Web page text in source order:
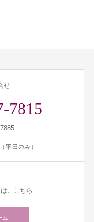
せ
7815
平日のみ）
、こちら
ム